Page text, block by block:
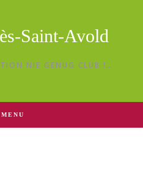
Saint-Avold
NIE GENUG CLUB !…
MENU